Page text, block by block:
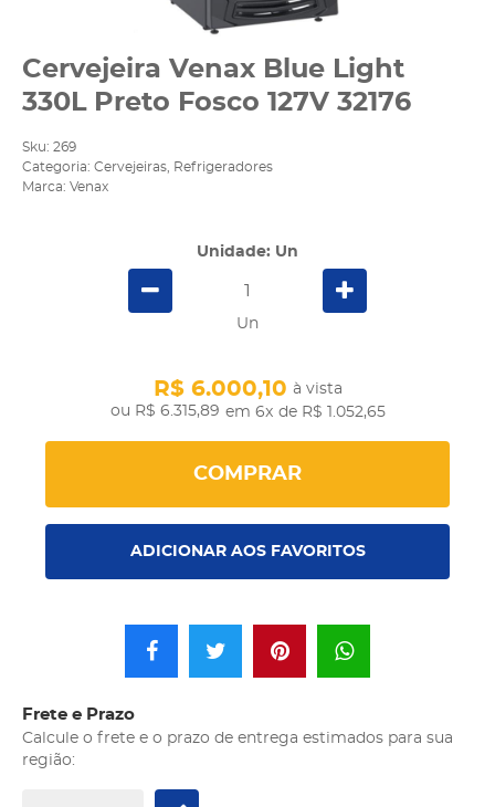
Cervejeira Venax Blue Light
330L Preto Fosco 127V 32176
Sku: 269
Categoria: Cervejeiras
Refrigeradores
Marca: Venax
Unidade: Un
Un
R$ 6.315,89
R$ 6.000,10 à vista
em 6x de R$ 1.052,65
COMPRAR
ADICIONAR AOS FAVORITOS
Frete e Prazo
Calcule o frete e o prazo de entrega estimados para sua
região: